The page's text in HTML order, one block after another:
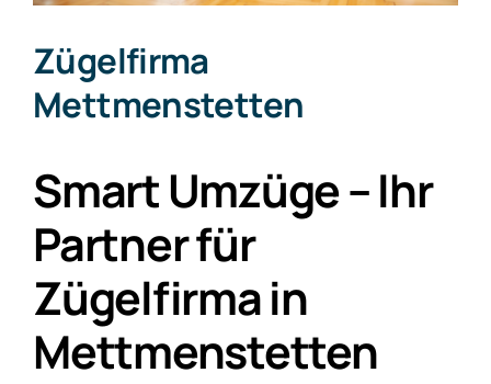
Zügelfirma
Mettmenstetten
Smart Umzüge – Ihr
Partner für
Zügelfirma in
Mettmenstetten